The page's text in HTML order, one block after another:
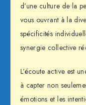
d’une culture de la
vous ouvrant à la
spécificités
synergie collective
L’écoute active est
à capter non
émotions et les